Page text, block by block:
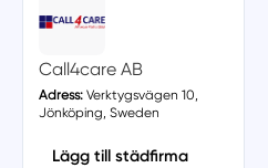
Call4care AB
Adress:Verktygsvägen 10,
Jönköping, Sweden
Lägg till städfirma